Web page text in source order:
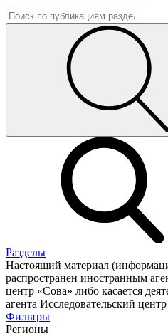
Разделы
Настоящий материал
распространен иностранным
центр «Сова» либо касается
агента Исследовательский
Фильтры
Регионы